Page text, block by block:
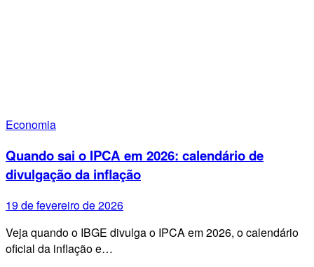
Economia
Quando sai o IPCA em 2026: calendário de
divulgação da inflação
19 de fevereiro de 2026
Veja quando o IBGE divulga o IPCA em 2026, o calendário
oficial da inflação e…